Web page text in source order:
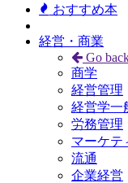
おすすめ本
経営・商業
Go
商学
経営管理
経営学一
労務管理
マーケテ
流通
企業経営